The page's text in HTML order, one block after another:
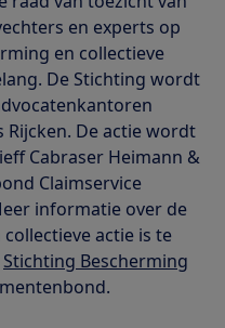
en experts op
en collectieve
De Stichting wordt
Rijcken. De actie wordt
Cabraser Heimann &
Claimservice
informatie over de
actie is te
Stichting Bescherming